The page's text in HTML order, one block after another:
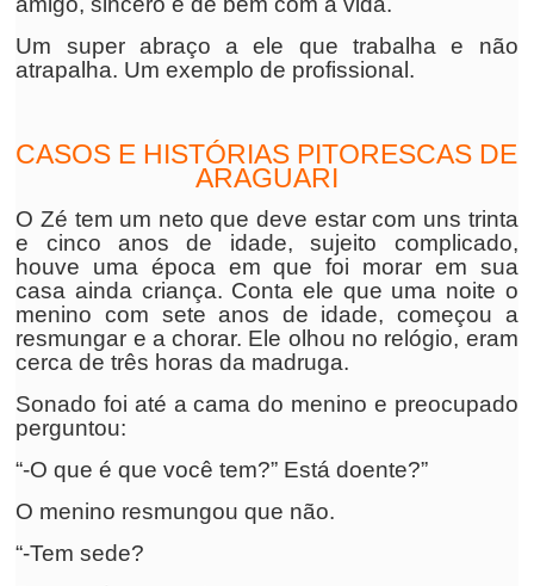
Um super abraço a ele que trabalha e não
atrapalha. Um exemplo de profissional.
CASOS E HISTÓRIAS PITORESCAS DE
ARAGUARI
O Zé tem um neto que deve estar com uns trinta
e cinco anos de idade, sujeito complicado,
houve uma época em que foi morar em sua
casa ainda criança. Conta ele que uma noite o
menino com sete anos de idade, começou a
resmungar e a chorar. Ele olhou no relógio, eram
cerca de três horas da madruga.
Sonado foi até a cama do menino e preocupado
perguntou:
“-O que é que você tem?” Está doente?”
O menino resmungou que não.
“-Tem sede?